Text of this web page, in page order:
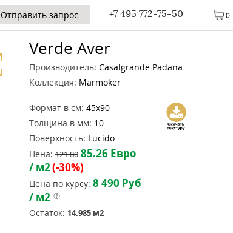
0
+7 495 772-75-50
Отправить запрос
Verde Aver
Производитель: Casalgrande Padana
Коллекция: Marmoker
Формат в см: 45x90
Толщина в мм: 10
Поверхность: Lucido
Цена: 121.80 85.26 Евро
/ м2(-30%)
Цена по курсу: 8 490 Руб
/ м2
Остаток: 14.985 м2